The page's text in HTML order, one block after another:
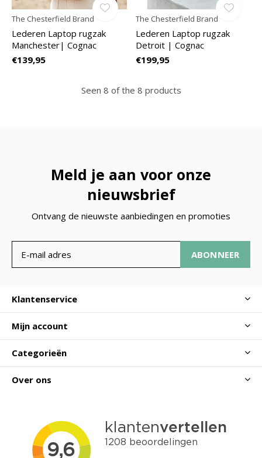
The Chesterfield Brand
Lederen Laptop rugzak
Manchester| Cognac
€139,95
The Chesterfield Brand
Lederen Laptop rugzak
Detroit | Cognac
€199,95
Seen 8 of the 8 products
Meld je aan voor onze
nieuwsbrief
Ontvang de nieuwste aanbiedingen en promoties
ABONNEER
Klantenservice
Mijn account
Categorieën
Over ons